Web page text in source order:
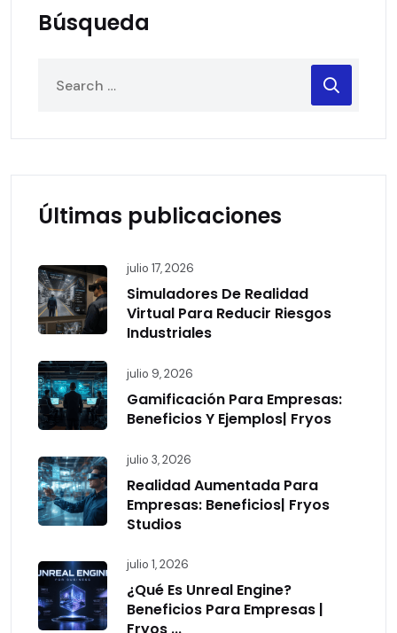
Búsqueda
Últimas publicaciones
julio 17, 2026
Simuladores De Realidad
Virtual Para Reducir Riesgos
Industriales
julio 9, 2026
Gamificación Para Empresas:
Beneficios Y Ejemplos| Fryos
julio 3, 2026
Realidad Aumentada Para
Empresas: Beneficios| Fryos
Studios
julio 1, 2026
¿Qué Es Unreal Engine?
Beneficios Para Empresas |